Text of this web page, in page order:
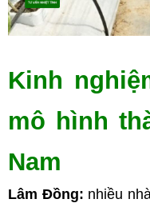
Kinh
mô hình
Nam
Lâm Đồng: nhiều